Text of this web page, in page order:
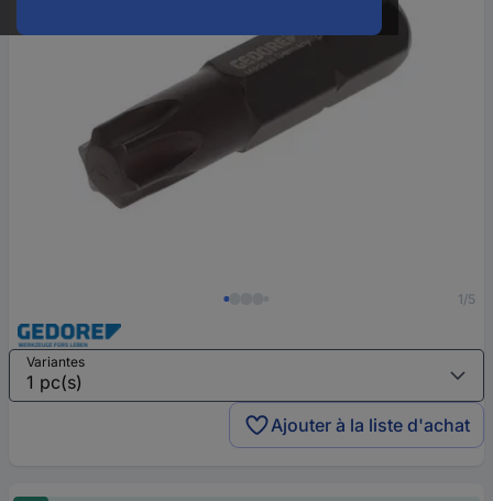
1/5
Variantes
Ajouter à la liste d'achat